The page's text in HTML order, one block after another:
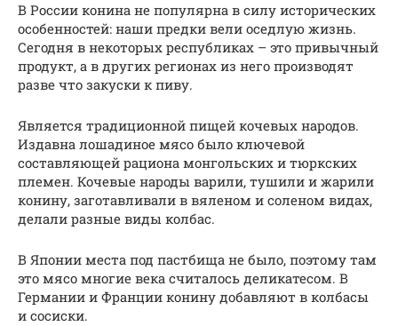
В России конина не популярна в силу исторических
особенностей: наши предки вели оседлую жизнь.
Сегодня в некоторых республиках – это привычный
продукт, а в других регионах из него производят
разве что закуски к пиву.
Является традиционной пищей кочевых народов.
Издавна лошадиное мясо было ключевой
составляющей рациона монгольских и тюркских
племен. Кочевые народы варили, тушили и жарили
конину, заготавливали в вяленом и соленом видах,
делали разные виды колбас.
В Японии места под пастбища не было, поэтому там
это мясо многие века считалось деликатесом. В
Германии и Франции конину добавляют в колбасы
и сосиски.